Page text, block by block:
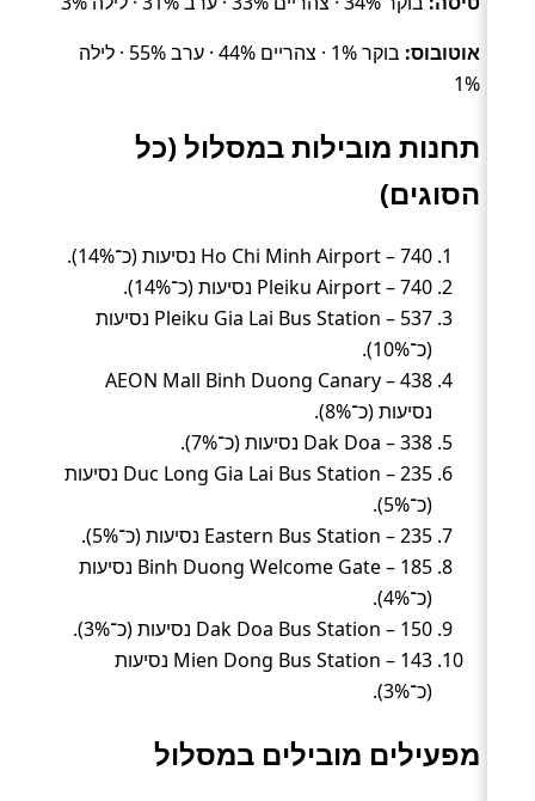
אוטובוס:
בוקר 1% · צהריים 44% · ערב 55% · לילה
1%
תחנות מובילות במסלול (כל
הסוגים)
Ho Chi Minh Airport – 740 נסיעות (כ־14%).
Pleiku Airport – 740 נסיעות (כ־14%).
Pleiku Gia Lai Bus Station – 537 נסיעות
(כ־10%).
AEON Mall Binh Duong Canary – 438
נסיעות (כ־8%).
Dak Doa – 338 נסיעות (כ־7%).
Duc Long Gia Lai Bus Station – 235 נסיעות
(כ־5%).
Eastern Bus Station – 235 נסיעות (כ־5%).
Binh Duong Welcome Gate – 185 נסיעות
(כ־4%).
Dak Doa Bus Station – 150 נסיעות (כ־3%).
Mien Dong Bus Station – 143 נסיעות
(כ־3%).
מפעילים מובילים במסלול